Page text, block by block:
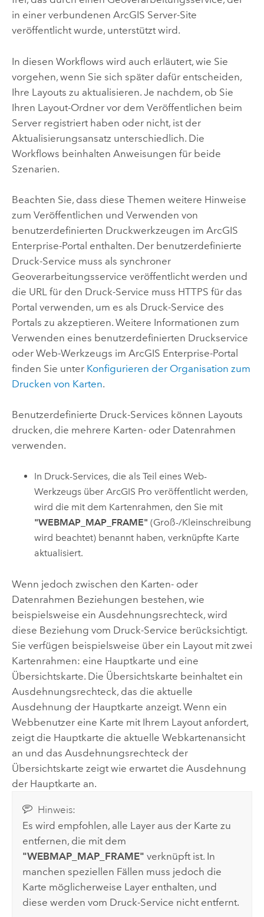
in einer verbundenen ArcGIS Server-Site
veröffentlicht wurde, unterstützt wird.
In diesen Workflows wird auch erläutert, wie Sie
vorgehen, wenn Sie sich später dafür entscheiden,
Ihre Layouts zu aktualisieren. Je nachdem, ob Sie
Ihren Layout-Ordner vor dem Veröffentlichen beim
Server registriert haben oder nicht, ist der
Aktualisierungsansatz unterschiedlich. Die
Workflows beinhalten Anweisungen für beide
Szenarien.
Beachten Sie, dass diese Themen weitere Hinweise
zum Veröffentlichen und Verwenden von
benutzerdefinierten Druckwerkzeugen im ArcGIS
Enterprise-Portal enthalten. Der benutzerdefinierte
Druck-Service muss als synchroner
Geoverarbeitungsservice veröffentlicht werden und
die URL für den Druck-Service muss HTTPS für das
Portal verwenden, um es als Druck-Service des
Portals zu akzeptieren. Weitere Informationen zum
Verwenden eines benutzerdefinierten Druckservice
oder Web-Werkzeugs im ArcGIS Enterprise-Portal
finden Sie unter Konfigurieren der Organisation zum
Drucken von Karten.
Benutzerdefinierte Druck-Services können Layouts
drucken, die mehrere Karten- oder Datenrahmen
verwenden.
In Druck-Services, die als Teil eines Web-
Werkzeugs überArcGIS Pro veröffentlicht werden,
wird die mit dem Kartenrahmen, den Sie mit
"WEBMAP_MAP_FRAME" (Groß-/Kleinschreibung
wird beachtet) benannt haben, verknüpfte Karte
aktualisiert.
Wenn jedoch zwischen den Karten- oder
Datenrahmen Beziehungen bestehen, wie
beispielsweise ein Ausdehnungsrechteck, wird
diese Beziehung vom Druck-Service berücksichtigt.
Sie verfügen beispielsweise über ein Layout mit zwei
Kartenrahmen: eine Hauptkarte und eine
Übersichtskarte. Die Übersichtskarte beinhaltet ein
Ausdehnungsrechteck, das die aktuelle
Ausdehnung der Hauptkarte anzeigt. Wenn ein
Webbenutzer eine Karte mit Ihrem Layout anfordert,
zeigt die Hauptkarte die aktuelle Webkartenansicht
an und das Ausdehnungsrechteck der
Übersichtskarte zeigt wie erwartet die Ausdehnung
der Hauptkarte an.
Hinweis:
Es wird empfohlen, alle Layer aus der Karte zu
entfernen, die mit dem
"WEBMAP_MAP_FRAME" verknüpft ist. In
manchen speziellen Fällen muss jedoch die
Karte möglicherweise Layer enthalten, und
diese werden vom Druck-Service nicht entfernt.